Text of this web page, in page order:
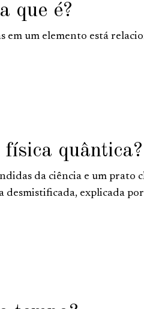
que é?
em um elemento está
física quântica?
da ciência e um prato
desmistificada, explicada